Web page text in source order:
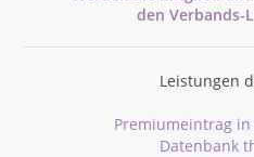
den Verbands-
Leistungen
Premiumeintrag
Datenbank